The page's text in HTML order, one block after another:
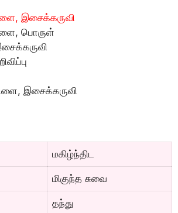
இசைக்கருவி
பொருள்
இசைக்கருவி
மகிழ்ந்திட
மிகுந்த சுவை
தந்து